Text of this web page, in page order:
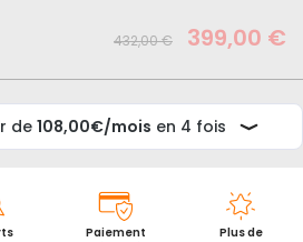
432,00 € 399,00 €
Paiement
Plus de